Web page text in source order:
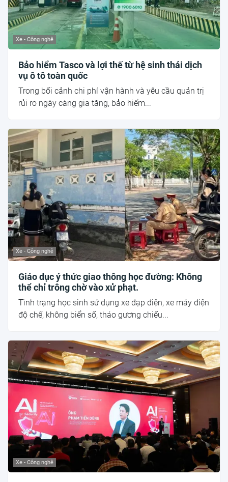
Xe - Công nghệ
Bảo hiểm Tasco và lợi thế từ hệ sinh thái dịch
vụ ô tô toàn quốc
Trong bối cảnh chi phí vận hành và yêu cầu quản trị
rủi ro ngày càng gia tăng, bảo hiểm...
Xe - Công nghệ
Giáo dục ý thức giao thông học đường: Không
thể chỉ trông chờ vào xử phạt.
Tình trạng học sinh sử dụng xe đạp điện, xe máy điện
độ chế, không biển số, tháo gương chiếu...
Xe - Công nghệ